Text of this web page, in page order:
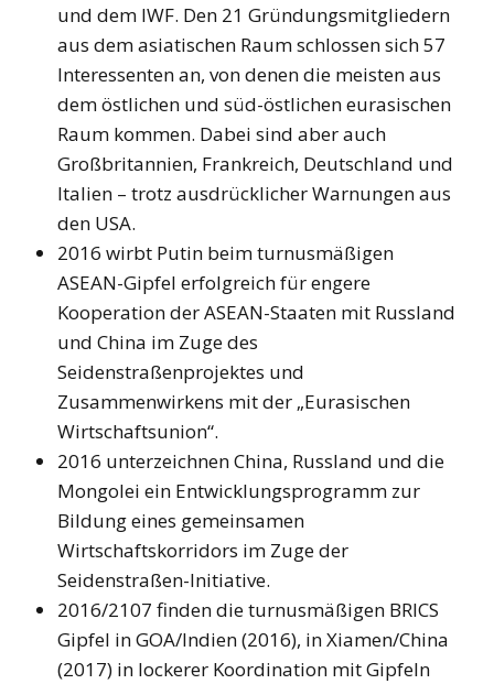
und dem IWF. Den 21 Gründungsmitgliedern
aus dem asiatischen Raum schlossen sich 57
Interessenten an, von denen die meisten aus
dem östlichen und süd-östlichen eurasischen
Raum kommen. Dabei sind aber auch
Großbritannien, Frankreich, Deutschland und
Italien – trotz ausdrücklicher Warnungen aus
den USA.
2016 wirbt Putin beim turnusmäßigen
ASEAN-Gipfel erfolgreich für engere
Kooperation der ASEAN-Staaten mit Russland
und China im Zuge des
Seidenstraßenprojektes und
Zusammenwirkens mit der „Eurasischen
Wirtschaftsunion“.
2016 unterzeichnen China, Russland und die
Mongolei ein Entwicklungsprogramm zur
Bildung eines gemeinsamen
Wirtschaftskorridors im Zuge der
Seidenstraßen-Initiative.
2016/2107 finden die turnusmäßigen BRICS
Gipfel in GOA/Indien (2016), in Xiamen/China
(2017) in lockerer Koordination mit Gipfeln